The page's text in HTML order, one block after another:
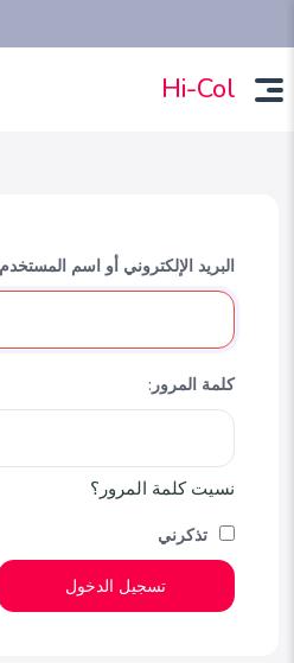
Hi-Col
البريد الإلكتروني أو اسم
كلمة المرور:
نسيت كلمة المرور؟
تذكرني
تسجيل الدخول